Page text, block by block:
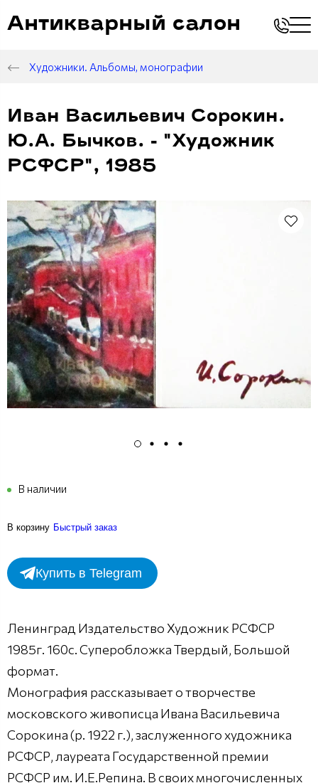
Антикварный салон
Художники. Альбомы, монографии
Иван Васильевич Сорокин.
Ю.А. Бычков. - "Художник
РСФСР", 1985
В наличии
В корзину Быстрый заказ
Купить в Telegram
Ленинград Издательство Художник РСФСР
1985г. 160с. Суперобложка Твердый, Большой
формат.
Монография рассказывает о творчестве
московского живописца Ивана Васильевича
Сорокина (р. 1922 г.), заслуженного художника
РСФСР, лауреата Государственной премии
РСФСР им. И.Е.Репина. В своих многочисленных